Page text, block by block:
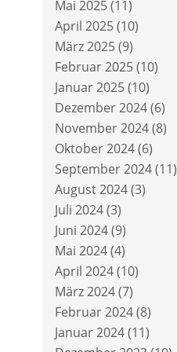
Mai 2025(11)
April 2025(10)
März 2025(9)
Februar 2025(10)
Januar 2025(10)
Dezember 2024(6)
November 2024(8)
Oktober 2024(6)
September 2024(11)
August 2024(3)
Juli 2024(3)
Juni 2024(9)
Mai 2024(4)
April 2024(10)
März 2024(7)
Februar 2024(8)
Januar 2024(11)